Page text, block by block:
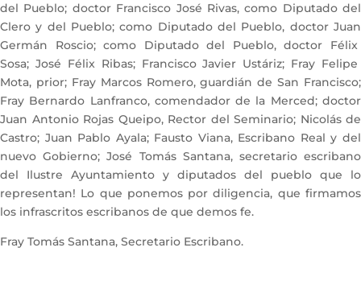
del Pueblo; doctor Francisco José Rivas, como Diputado del
Clero y del Pueblo; como Diputado del Pueblo, doctor Juan
Germán Roscio; como Diputado del Pueblo, doctor Félix
Sosa; José Félix Ribas; Francisco Javier Ustáriz; Fray Felipe
Mota, prior; Fray Marcos Romero, guardián de San Francisco;
Fray Bernardo Lanfranco, comendador de la Merced; doctor
Juan Antonio Rojas Queipo, Rector del Seminario; Nicolás de
Castro; Juan Pablo Ayala; Fausto Viana, Escribano Real y del
nuevo Gobierno; José Tomás Santana, secretario escribano
del Ilustre Ayuntamiento y diputados del pueblo que lo
representan! Lo que ponemos por diligencia, que firmamos
los infrascritos escribanos de que demos fe.
Fray Tomás Santana, Secretario Escribano.